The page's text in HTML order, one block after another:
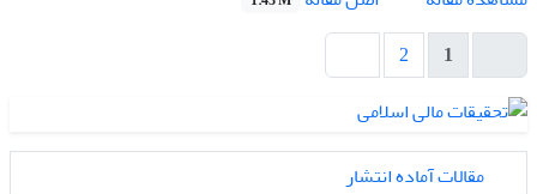
1
2
مقالات آماده انتشار